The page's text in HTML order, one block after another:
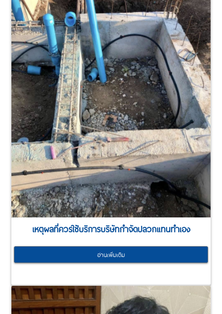
เหตุผลที่ควรใช้บริการบริษัทกำจัดปลวกแทนทำเอง
อ่านเพิ่มเติม